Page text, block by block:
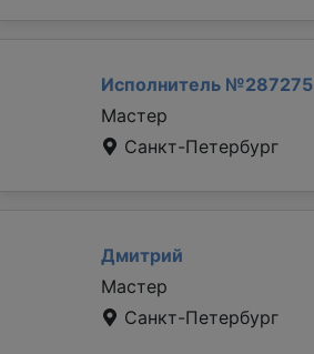
Исполнитель №287275
Мастер
Санкт-Петербург
Дмитрий
Мастер
Санкт-Петербург